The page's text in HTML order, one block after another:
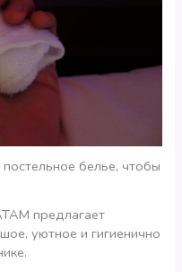
белье, чтобы
предлагает
уютное и гигиенично